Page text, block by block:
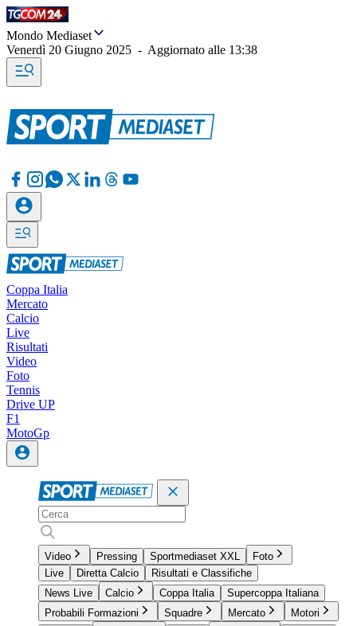
Mondo Mediaset
Venerdì 20 Giugno 2025 - Aggiornato alle 13:38
Coppa Italia
Mercato
Calcio
Live
Risultati
Video
Foto
Tennis
Drive UP
F1
MotoGp
Video Pressing Sportmediaset XXL
Foto
Live
Diretta Calcio
Risultati e Classifiche
News Live
Calcio Coppa Italia
Supercoppa Italiana
Probabili Formazioni
Squadre Mercato
Motori